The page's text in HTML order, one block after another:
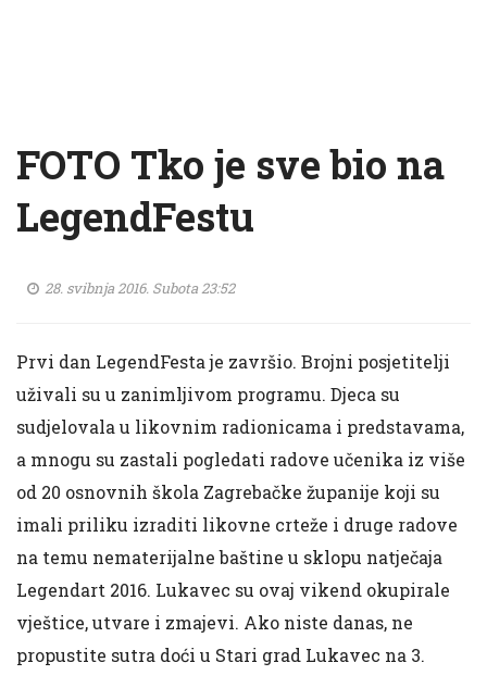
FOTO Tko je sve bio na
LegendFestu
28. svibnja 2016. Subota 23:52
Prvi dan LegendFesta je završio. Brojni posjetitelji
uživali su u zanimljivom programu. Djeca su
sudjelovala u likovnim radionicama i predstavama,
a mnogu su zastali pogledati radove učenika iz više
od 20 osnovnih škola Zagrebačke županije koji su
imali priliku izraditi likovne crteže i druge radove
na temu nematerijalne baštine u sklopu natječaja
Legendart 2016. Lukavec su ovaj vikend okupirale
vještice, utvare i zmajevi. Ako niste danas, ne
propustite sutra doći u Stari grad Lukavec na 3.